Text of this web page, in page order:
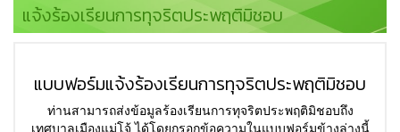
แจ้งร้องเรียนการทุจริตประพฤติมิชอบ
แบบฟอร์มแจ้งร้องเรียนการทุจริตประพฤติมิชอบ
ท่านสามารถส่งข้อมูลร้องเรียนการทุจริตประพฤติมิชอบถึง
เทศบาลเมืองแม่โจ้ ได้โดยกรอกข้อความในแบบฟอร์มข้างล่างนี้